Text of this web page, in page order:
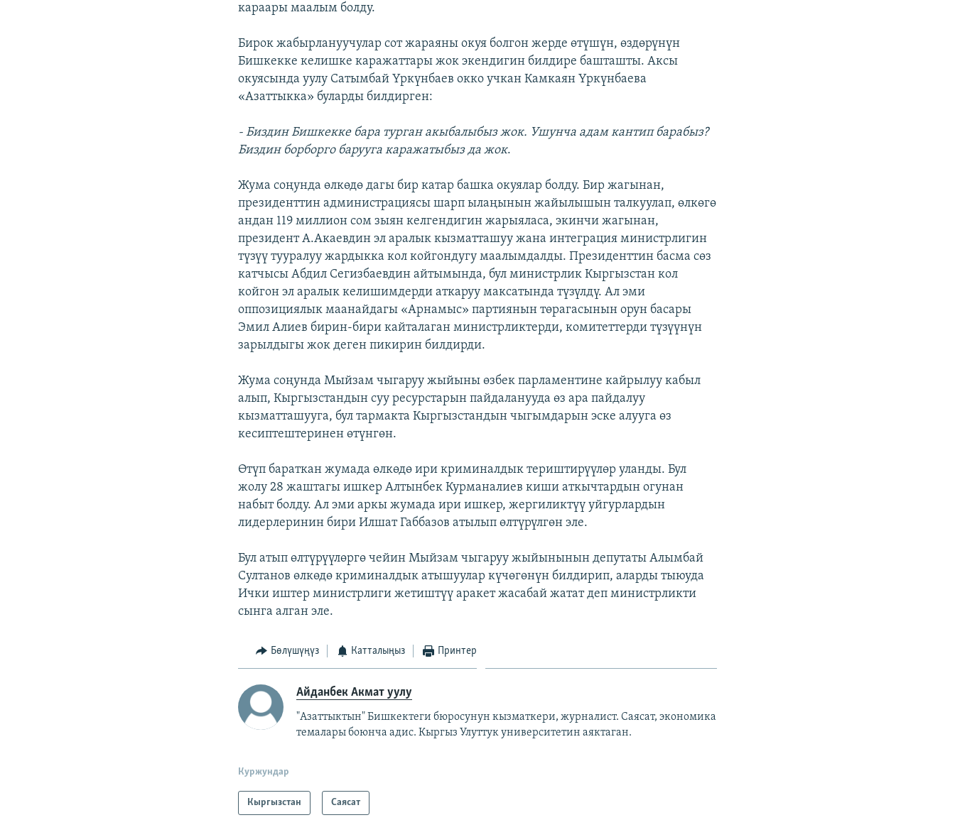
караары маалым болду.
Бирок жабырлануучулар сот жараяны окуя болгон жерде өтүшүн, өздөрүнүн
Бишкекке келишке каражаттары жок экендигин билдире башташты. Аксы
окуясында уулу Сатымбай Үркүнбаев окко учкан Камкаян Үркүнбаева
«Азаттыкка» буларды билдирген:
- Биздин Бишкекке бара турган акыбалыбыз жок. Ушунча адам кантип барабыз?
Биздин борборго барууга каражатыбыз да жок.
Жума соңунда өлкөдө дагы бир катар башка окуялар болду. Бир жагынан,
президенттин администрациясы шарп ылаңынын жайылышын талкуулап, өлкөгө
андан 119 миллион сом зыян келгендигин жарыяласа, экинчи жагынан,
президент А.Акаевдин эл аралык кызматташуу жана интеграция министрлигин
түзүү тууралуу жардыкка кол койгондугу маалымдалды. Президенттин басма сөз
катчысы Абдил Сегизбаевдин айтымында, бул министрлик Кыргызстан кол
койгон эл аралык келишимдерди аткаруу максатында түзүлдү. Ал эми
оппозициялык маанайдагы «Арнамыс» партиянын төрагасынын орун басары
Эмил Алиев бирин-бири кайталаган министрликтерди, комитеттерди түзүүнүн
зарылдыгы жок деген пикирин билдирди.
Жума соңунда Мыйзам чыгаруу жыйыны өзбек парламентине кайрылуу кабыл
алып, Кыргызстандын суу ресурстарын пайдаланууда өз ара пайдалуу
кызматташууга, бул тармакта Кыргызстандын чыгымдарын эске алууга өз
кесиптештеринен өтүнгөн.
Өтүп бараткан жумада өлкөдө ири криминалдык териштирүүлөр уланды. Бул
жолу 28 жаштагы ишкер Алтынбек Курманалиев киши аткычтардын огунан
набыт болду. Ал эми аркы жумада ири ишкер, жергиликтүү уйгурлардын
лидерлеринин бири Илшат Габбазов атылып өлтүрүлгөн эле.
Бул атып өлтүрүүлөргө чейин Мыйзам чыгаруу жыйынынын депутаты Алымбай
Султанов өлкөдө криминалдык атышуулар күчөгөнүн билдирип, аларды тыюуда
Ички иштер министрлиги жетиштүү аракет жасабай жатат деп министрликти
сынга алган эле.
Бөлүшүңүз Катталыңыз Принтер
Айданбек Акмат уулу
"Азаттыктын" Бишкектеги бюросунун кызматкери, журналист. Саясат, экономика
темалары боюнча адис. Кыргыз Улуттук университетин аяктаган.
Куржундар
Кыргызстан Саясат